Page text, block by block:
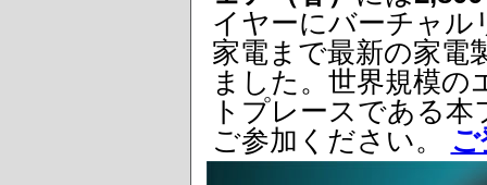
イヤーにバーチャル
家電まで最新の家電
ました。世界規模
トプレースである
ご参加ください。